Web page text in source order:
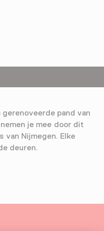
pand van
je mee door dit
van Nijmegen. Elke
deuren.